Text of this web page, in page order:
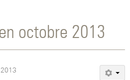
octobre 2013